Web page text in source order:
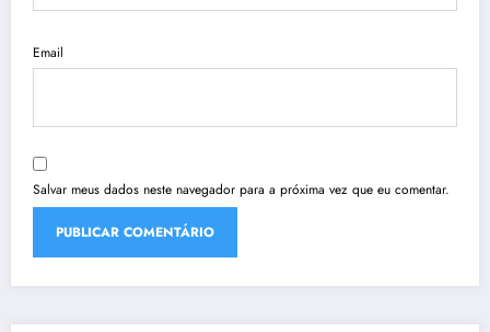
Email
Salvar meus dados neste navegador para a próxima vez que eu comentar.